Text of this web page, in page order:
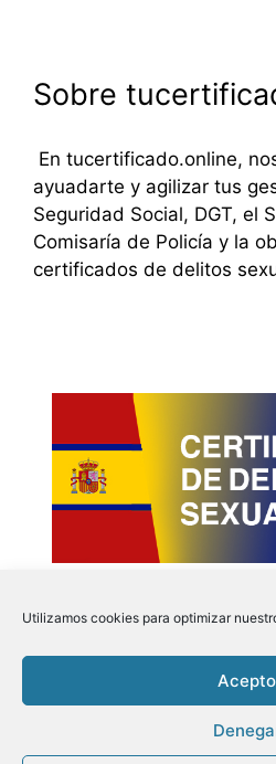
Utilizamos cookies para optimizar
Acepto
Sobre
En tucertificado.online,
ayuadarte y agilizar tus
Seguridad Social, DGT, el
Comisaría de Policía y la
certificados de delitos